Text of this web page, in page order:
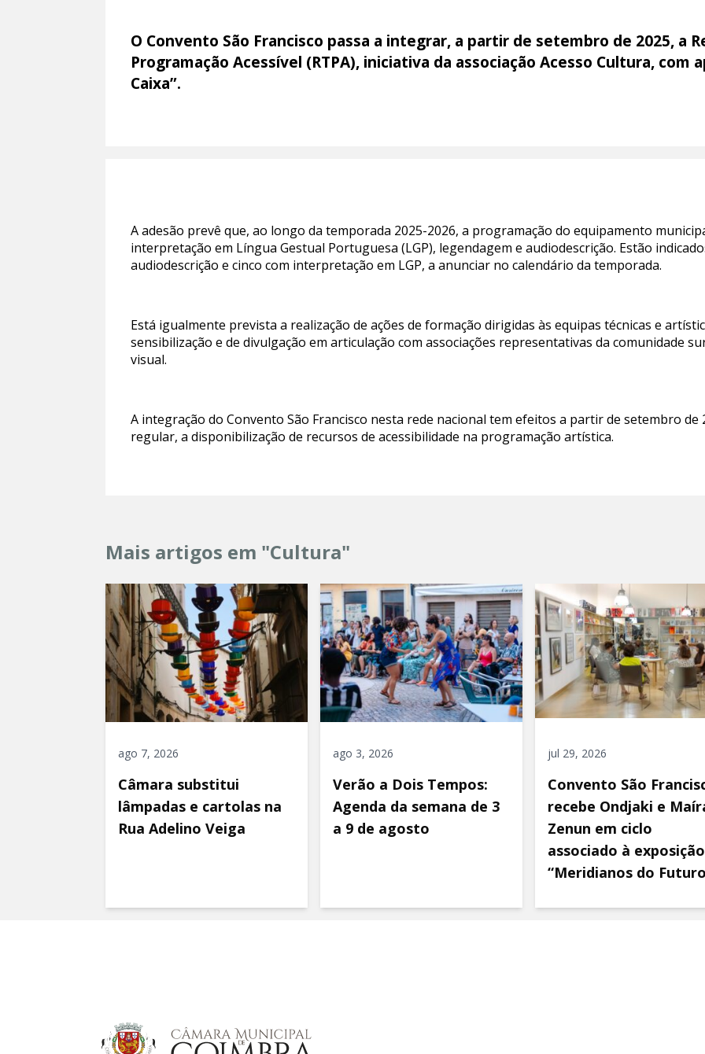
O Convento São Francisco passa a integrar, a partir de setembro de 2025, a
Programação Acessível (RTPA), iniciativa da associação Acesso Cultura, com
Caixa”.
A adesão prevê que, ao longo da temporada 2025-2026, a programação do equipamento
interpretação em Língua Gestual Portuguesa (LGP), legendagem e audiodescrição. Estão
audiodescrição e cinco com interpretação em LGP, a anunciar no calendário da temporada.
Está igualmente prevista a realização de ações de formação dirigidas às equipas técnicas e
sensibilização e de divulgação em articulação com associações representativas da comunidade
visual.
A integração do Convento São Francisco nesta rede nacional tem efeitos a partir de setembro
regular, a disponibilização de recursos de acessibilidade na programação artística.
Mais artigos em "Cultura"
ago 7, 2026
Câmara substitui
lâmpadas e cartolas na
Rua Adelino Veiga
ago 3, 2026
Verão a Dois Tempos:
Agenda da semana de 3
a 9 de agosto
jul 29, 2026
Convento São
recebe Ondjaki e
Zenun em ciclo
associado à exposição
“Meridianos do